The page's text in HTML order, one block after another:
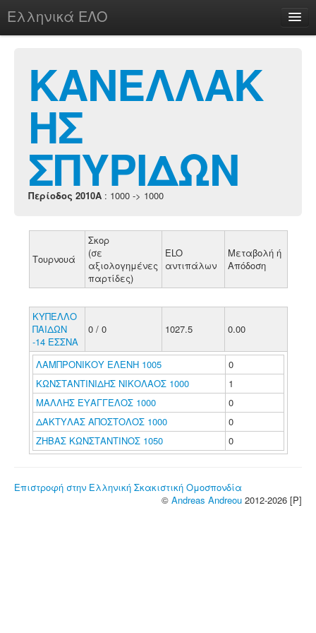
Ελληνικά ΕΛΟ
chesstu.be @ discord
Login
ΚΑΝΕΛΛΑΚ
ΗΣ
ΣΠΥΡΙΔΩΝ
Περίοδος 2010A : 1000 -> 1000
Τουρνουά
Σκορ
(σε
αξιολογημένες
παρτίδες)
ELO
αντιπάλων
Μεταβολή ή
Απόδοση
ΚΥΠΕΛΛΟ
ΠΑΙΔΩΝ
-14 ΕΣΣΝΑ
0 / 0 1027.5 0.00
ΛΑΜΠΡΟΝΙΚΟΥ ΕΛΕΝΗ 1005
0
ΚΩΝΣΤΑΝΤΙΝΙΔΗΣ ΝΙΚΟΛΑΟΣ 1000
1
ΜΑΛΛΗΣ ΕΥΑΓΓΕΛΟΣ 1000
0
ΔΑΚΤΥΛΑΣ ΑΠΟΣΤΟΛΟΣ 1000
0
ΖΗΒΑΣ ΚΩΝΣΤΑΝΤΙΝΟΣ 1050
0
Επιστροφή στην Ελληνική Σκακιστική Ομοσπονδία
© Andreas Andreou 2012-2026 [P]